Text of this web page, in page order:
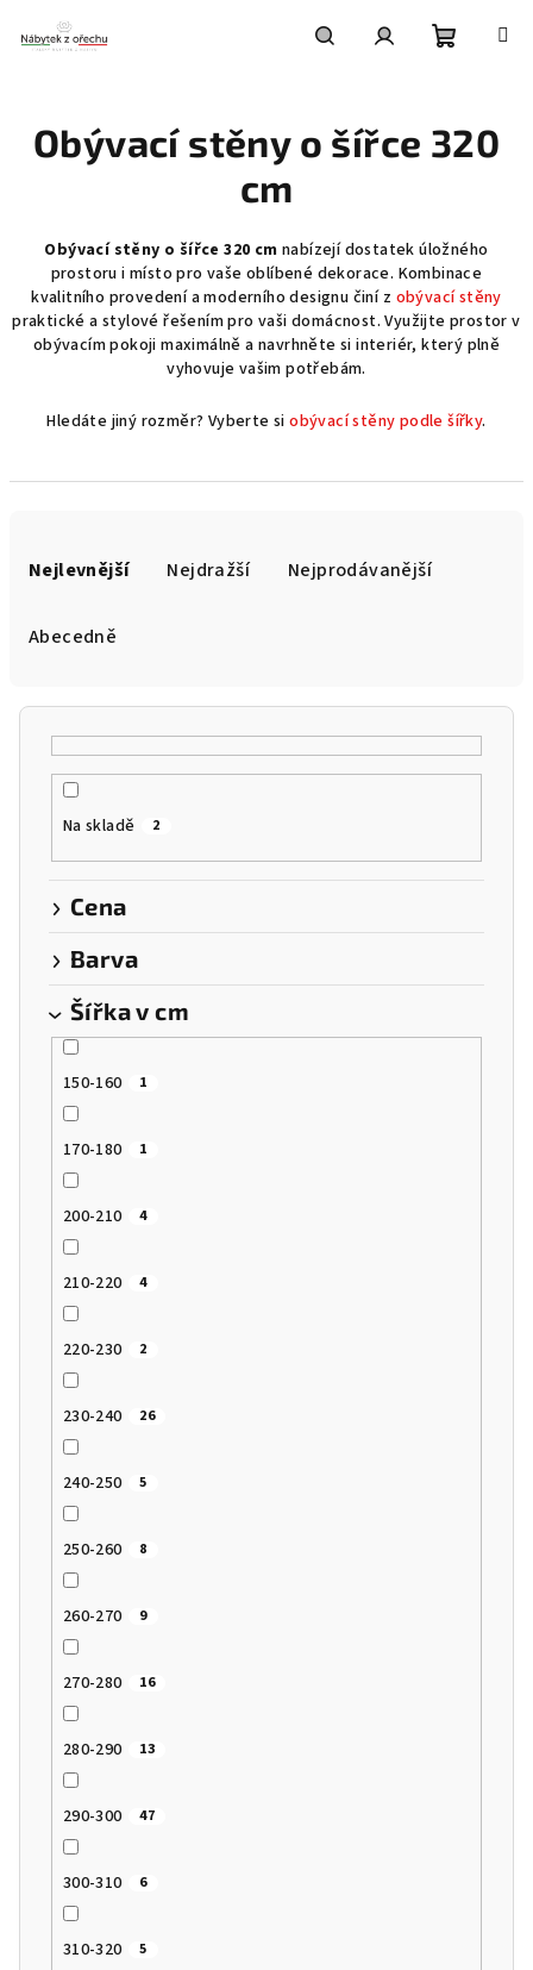
obsah
košík
Obývací stěny o šířce 320
cm
Obývací stěny o šířce 320 cm nabízejí dostatek úložného
prostoru i místo pro vaše oblíbené dekorace. Kombinace
kvalitního provedení a moderního designu činí z obývací stěny
praktické a stylové řešením pro vaši domácnost. Využijte prostor v
obývacím pokoji maximálně a navrhněte si interiér, který plně
vyhovuje vašim potřebám.
Hledáte jiný rozměr? Vyberte siobývací stěny podle šířky.
Nejlevnější Nejdražší Nejprodávanější
Abecedně
Na skladě 2
Cena
Barva
Šířka v cm
150-160 1
170-180 1
200-210 4
210-220 4
220-230 2
230-240 26
240-250 5
250-260 8
260-270 9
270-280 16
280-290 13
290-300 47
300-310 6
310-320 5